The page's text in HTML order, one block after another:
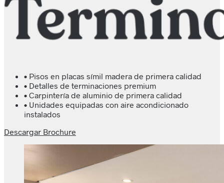
• Pisos en placas símil madera de primera calidad
• Detalles de terminaciones premium
• Carpintería de aluminio de primera calidad
• Unidades equipadas con aire acondicionado
instalados
Descargar Brochure